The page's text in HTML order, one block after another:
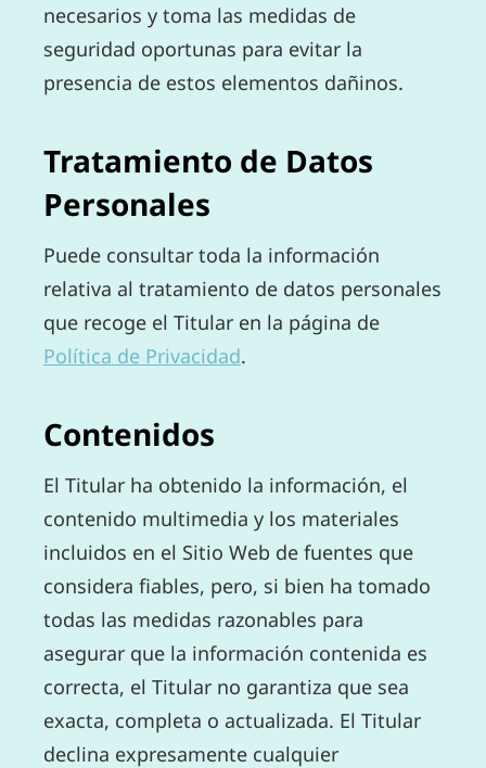
necesarios y toma las medidas de
seguridad oportunas para evitar la
presencia de estos elementos dañinos.
Tratamiento de Datos
Personales
Puede consultar toda la información
relativa al tratamiento de datos personales
que recoge el Titular en la página de
Política de Privacidad.
Contenidos
El Titular ha obtenido la información, el
contenido multimedia y los materiales
incluidos en el Sitio Web de fuentes que
considera fiables, pero, si bien ha tomado
todas las medidas razonables para
asegurar que la información contenida es
correcta, el Titular no garantiza que sea
exacta, completa o actualizada. El Titular
declina expresamente cualquier